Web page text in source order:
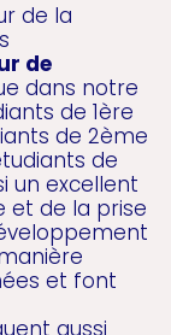
de la
de
dans notre
de 1ère
de 2ème
de
un excellent
et de la prise
et font